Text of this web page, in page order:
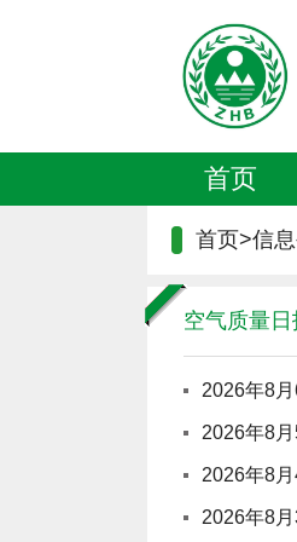
首页
首页>信
空气质量日
2026年8
2026年8
2026年8
2026年8